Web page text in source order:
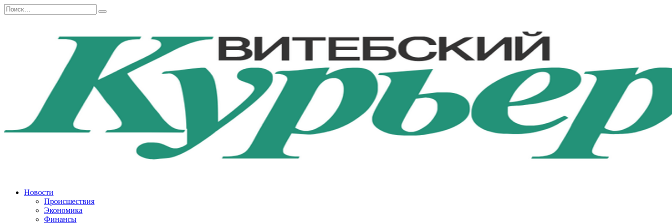
Перейти
к
Search
for:
Новости
Происшествия
Экономика
Финансы